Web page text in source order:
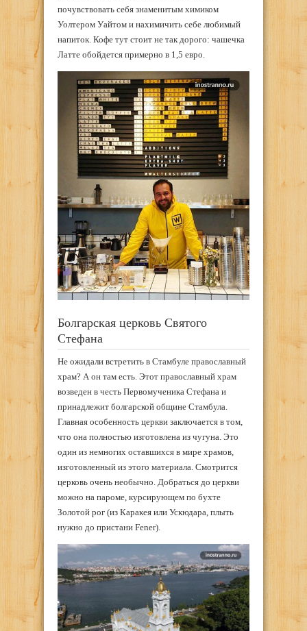
почувствовать себя знаменитым химиком
Уолтером Уайтом и нахимичить себе любимый
напиток. Кофе тут стоит не так дорого: чашечка
Латте обойдется примерно в 1,5 евро.
Болгарская церковь Святого
Стефана
Не ожидали встретить в Стамбуле православный
храм? А он там есть. Этот православный храм
возведен в честь Первомученика Стефана и
принадлежит болгарской общине Стамбула.
Главная особенность церкви заключается в том,
что она полностью изготовлена из чугуна. Это
один из немногих оставшихся в мире храмов,
изготовленный из этого материала. Смотрится
церковь очень необычно. Добраться до церкви
можно на пароме, курсирующем по бухте
Золотой рог (из Каракея или Ускюдара, плыть
нужно до пристани Fener).